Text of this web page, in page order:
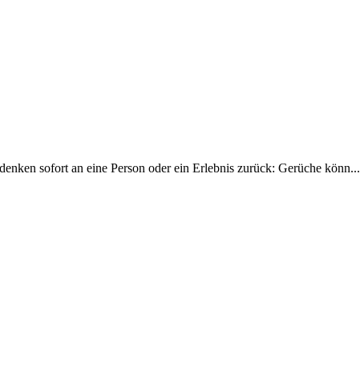
sofort an eine Person oder ein Erlebnis zurück: Gerüche könn...